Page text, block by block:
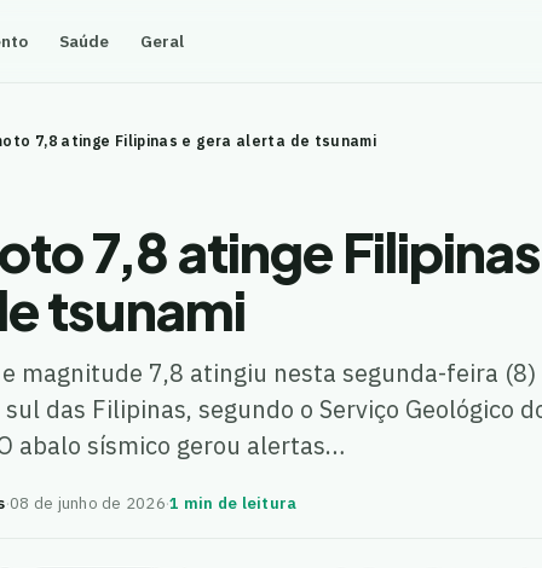
Saúde Geral
7,8 atinge Filipinas e gera alerta de tsunami
7,8 atinge
tsunami
magnitude 7,8 atingiu nesta segunda-feira (8)
das Filipinas, segundo o Serviço Geológico
abalo sísmico gerou alertas…
·08 de junho de 2026·1 min de leitura